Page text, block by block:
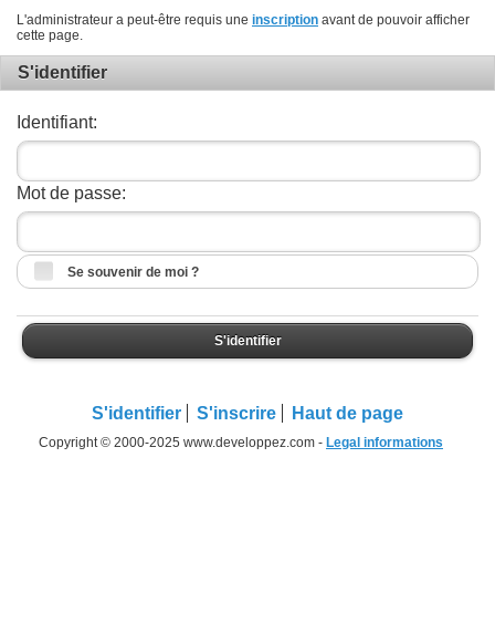
L'administrateur a peut-être requis une inscription avant de pouvoir afficher
cette page.
S'identifier
Identifiant:
Mot de passe:
Se souvenir de moi ?
S'identifier
S'identifier S'inscrire Haut de page
Copyright © 2000-2025 www.developpez.com - Legal informations